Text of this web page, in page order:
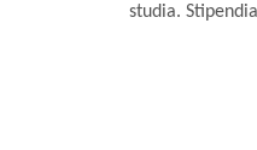
studia.